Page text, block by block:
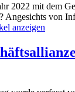
2022 mit dem
Angesichts von
anzeigen